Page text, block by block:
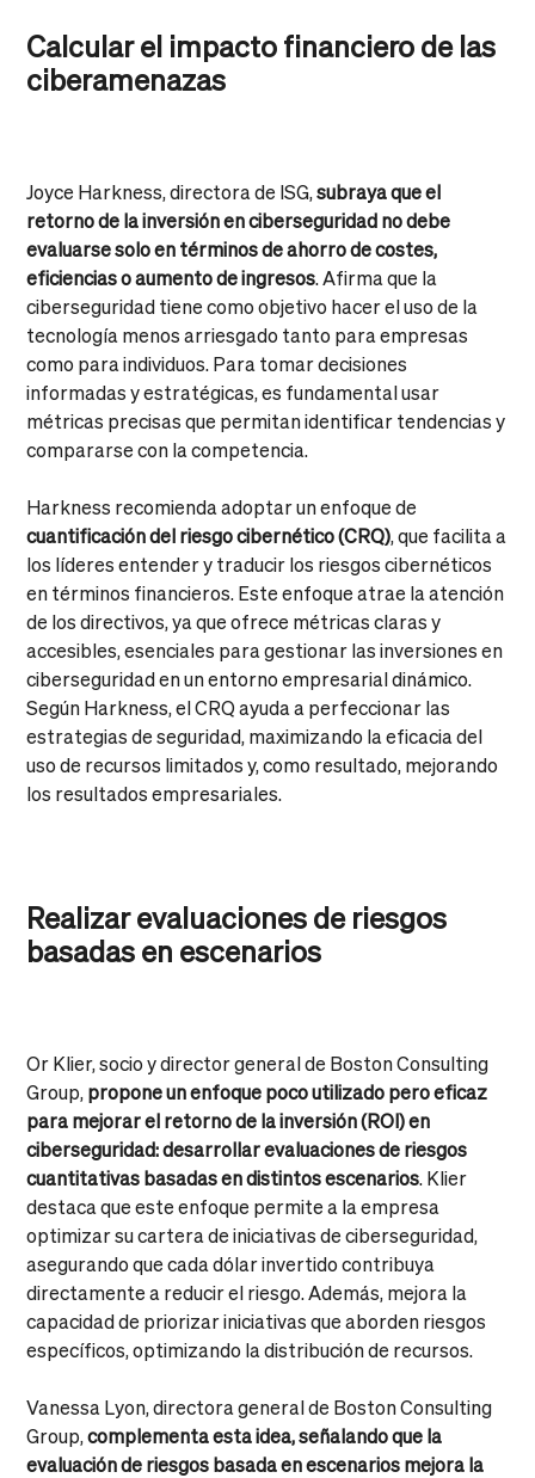
Calcular el impacto financiero de las
ciberamenazas
Joyce Harkness, directora de ISG,subraya que el
retorno de la inversión en ciberseguridad no debe
evaluarse solo en términos de ahorro de costes,
eficiencias o aumento de ingresos. Afirma que la
ciberseguridad tiene como objetivo hacer el uso de la
tecnología menos arriesgado tanto para empresas
como para individuos. Para tomar decisiones
informadas y estratégicas, es fundamental usar
métricas precisas que permitan identificar tendencias y
compararse con la competencia.
Harkness recomienda adoptar un enfoque de
cuantificación del riesgo cibernético (CRQ), que facilita a
los líderes entender y traducir los riesgos cibernéticos
en términos financieros. Este enfoque atrae la atención
de los directivos, ya que ofrece métricas claras y
accesibles, esenciales para gestionar las inversiones en
ciberseguridad en un entorno empresarial dinámico.
Según Harkness, el CRQ ayuda a perfeccionar las
estrategias de seguridad, maximizando la eficacia del
uso de recursos limitados y, como resultado, mejorando
los resultados empresariales.
Realizar evaluaciones de riesgos
basadas en escenarios
Or Klier, socio y director general de Boston Consulting
Group,propone un enfoque poco utilizado pero eficaz
para mejorar el retorno de la inversión (ROI) en
ciberseguridad: desarrollar evaluaciones de riesgos
cuantitativas basadas en distintos escenarios. Klier
destaca que este enfoque permite a la empresa
optimizar su cartera de iniciativas de ciberseguridad,
asegurando que cada dólar invertido contribuya
directamente a reducir el riesgo. Además, mejora la
capacidad de priorizar iniciativas que aborden riesgos
específicos, optimizando la distribución de recursos.
Vanessa Lyon, directora general de Boston Consulting
Group,complementa esta idea, señalando que la
evaluación de riesgos basada en escenarios mejora la